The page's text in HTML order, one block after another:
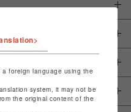
foreign language using the
system, it may not be
the original content of the